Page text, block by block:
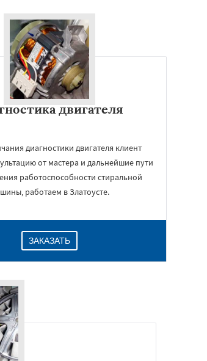
двигателя
диагностики двигателя клиент
от мастера и дальнейшие пути
работоспособности стиральной
работаем в Златоусте.
ЗАКАЗАТЬ